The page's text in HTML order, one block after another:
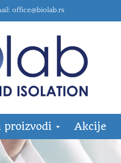
office@biolab.rs
proizvodi Akcije